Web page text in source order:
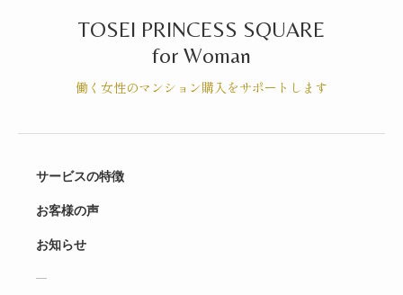
TOSEI PRINCESS SQUARE
for Woman
働く女性のマンション購入をサポートします
サービスの特徴
お客様の声
お知らせ